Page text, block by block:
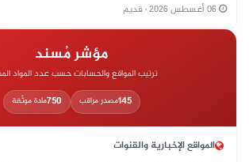
· قديم
مؤشر مُسند
ترتيب المواقع والحسابات حسب عدد المواد
145مصدر مراقب 750مادة موثّقة
المواقع الإخبارية والقنوات